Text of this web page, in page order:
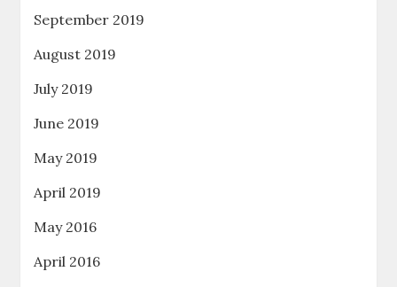
September 2019
August 2019
July 2019
June 2019
May 2019
April 2019
May 2016
April 2016